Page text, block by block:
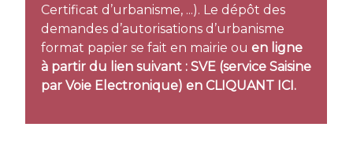
Certificat d’urbanisme, ...). Le dépôt des
demandes d’autorisations d’urbanisme
format papier se fait en mairie ou en ligne
à partir du lien suivant : SVE (service Saisine
par Voie Electronique) enCLIQUANT ICI.